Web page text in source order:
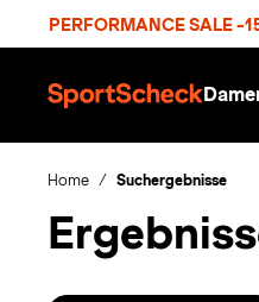
PERFORMANCE SALE -
S
Home Suchergebnisse